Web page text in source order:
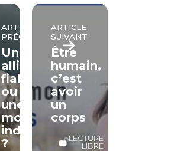
ARTICLE
PRÉCÉDENT
Une
alliée
fiable
ou
une
monture
indomptable
?
ARTICLE
SUIVANT
Être
humain,
c’est
avoir
un
corps
LECTURE
LIBRE